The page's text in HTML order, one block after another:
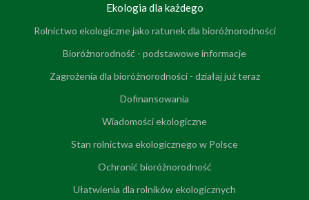
Ekologia dla każdego
Rolnictwo ekologiczne jako ratunek dla bioróżnorodności
Bioróżnorodność - podstawowe informacje
Zagrożenia dla bioróżnorodności - działaj już teraz
Dofinansowania
Wiadomości ekologiczne
Stan rolnictwa ekologicznego w Polsce
Ochronić bioróżnorodność
Ułatwienia dla rolników ekologicznych